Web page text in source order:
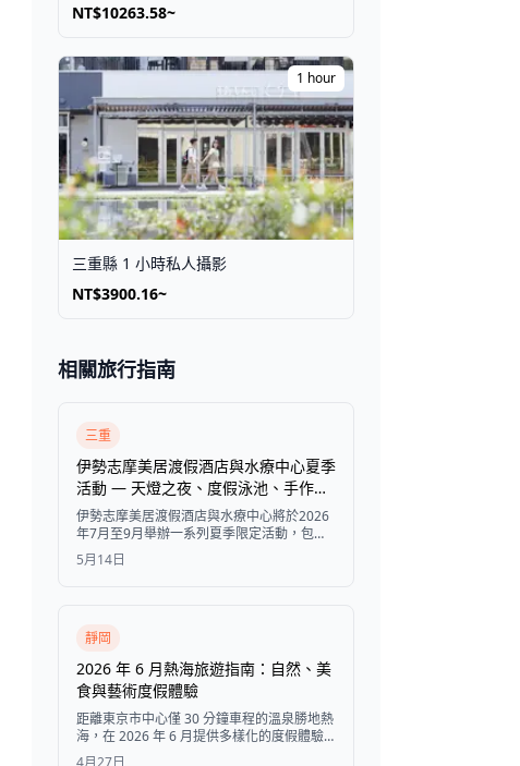
NT$10263.58~
1 hour
三重縣 1 小時私人攝影
NT$3900.16~
相關旅行指南
三重
伊勢志摩美居渡假酒店與水療中心夏季
活動 — 天燈之夜、度假泳池、手作體
驗等（2026年）
伊勢志摩美居渡假酒店與水療中心將於2026
年7月至9月舉辦一系列夏季限定活動，包括
天燈之夜、日間與夜間度假泳池、天然材質
手作包體驗、池畔餐車、發光彈力球撈取遊
5月14日
靜岡
2026 年 6 月熱海旅遊指南：自然、美
食與藝術度假體驗
距離東京市中心僅 30 分鐘車程的溫泉勝地熱
海，在 2026 年 6 月提供多樣化的度假體驗
——從賞螢火蟲、藍花楹祭，到頂級日式旅